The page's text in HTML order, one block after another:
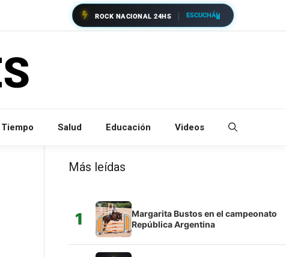
ROCK NACIONAL 24HS ESCUCHÁ
Tiempo Salud Educación Videos
Más leídas
1
Margarita Bustos en el campeonato
República Argentina